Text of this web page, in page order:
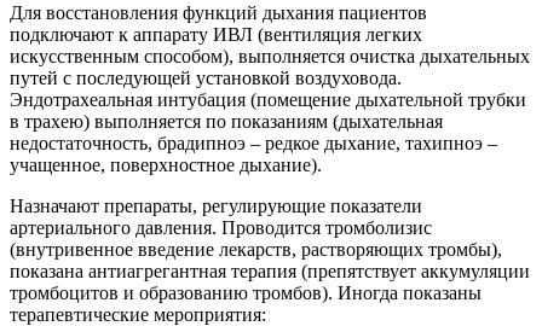
Для восстановления функций дыхания пациентов
подключают к аппарату ИВЛ (вентиляция легких
искусственным способом), выполняется очистка дыхательных
путей с последующей установкой воздуховода.
Эндотрахеальная интубация (помещение дыхательной трубки
в трахею) выполняется по показаниям (дыхательная
недостаточность, брадипноэ – редкое дыхание, тахипноэ –
учащенное, поверхностное дыхание).
Назначают препараты, регулирующие показатели
артериального давления. Проводится тромболизис
(внутривенное введение лекарств, растворяющих тромбы),
показана антиагрегантная терапия (препятствует аккумуляции
тромбоцитов и образованию тромбов). Иногда показаны
терапевтические мероприятия: